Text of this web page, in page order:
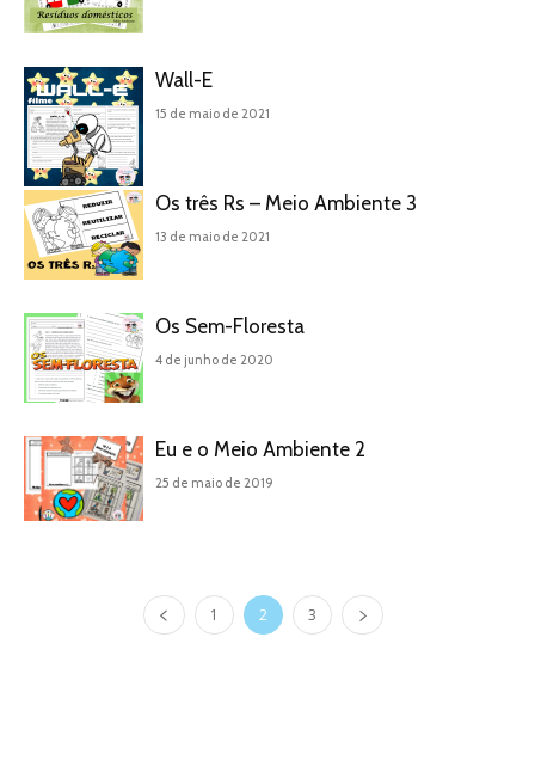
Wall-E
15 de maio de 2021
Os três Rs – Meio Ambiente 3
13 de maio de 2021
Os Sem-Floresta
4 de junho de 2020
Eu e o Meio Ambiente 2
25 de maio de 2019
1 2 3